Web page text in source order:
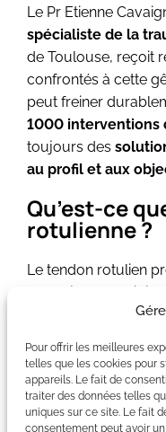
Pour offrir les meilleures
telles que les cookies pour
appareils. Le fait de
traiter des données telles
uniques sur ce site. Le fait
consentement peut avoir
Le Pr Etienne
spécialiste de la
de Toulouse, reçoit
confrontés à cette
peut freiner
1000 interventions
toujours des
au profil et aux
Qu’est-ce
rotulienne ?
Le tendon rotulien
lors des sauts et
Une tendinopathie
progressive de ce
qui s’accumulent
réparation .